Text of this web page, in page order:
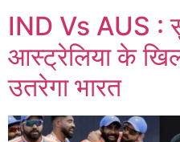
IND Vs AUS :
आस्ट्रेलिया के
उतरेगा भारत